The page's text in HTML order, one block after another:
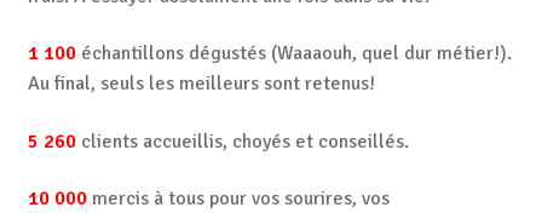
1 100échantillons dégustés (Waaaouh, quel dur métier!).
Au final, seuls les meilleurs sont retenus!
5 260 clients accueillis, choyés et conseillés.
10 000mercis à tous pour vos sourires, vos